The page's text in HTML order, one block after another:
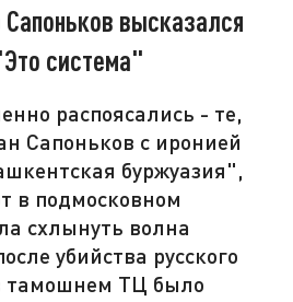
высказался
система"
распоясались - те,
Сапоньков с иронией
буржуазия",
в подмосковном
схлынуть волна
убийства русского
тамошнем ТЦ было